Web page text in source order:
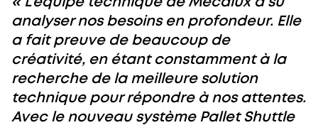
analyser nos besoins en profondeur. Elle
a fait preuve de beaucoup de
créativité, en étant constamment à la
recherche de la meilleure solution
technique pour répondre à nos attentes.
Avec le nouveau système Pallet Shuttle